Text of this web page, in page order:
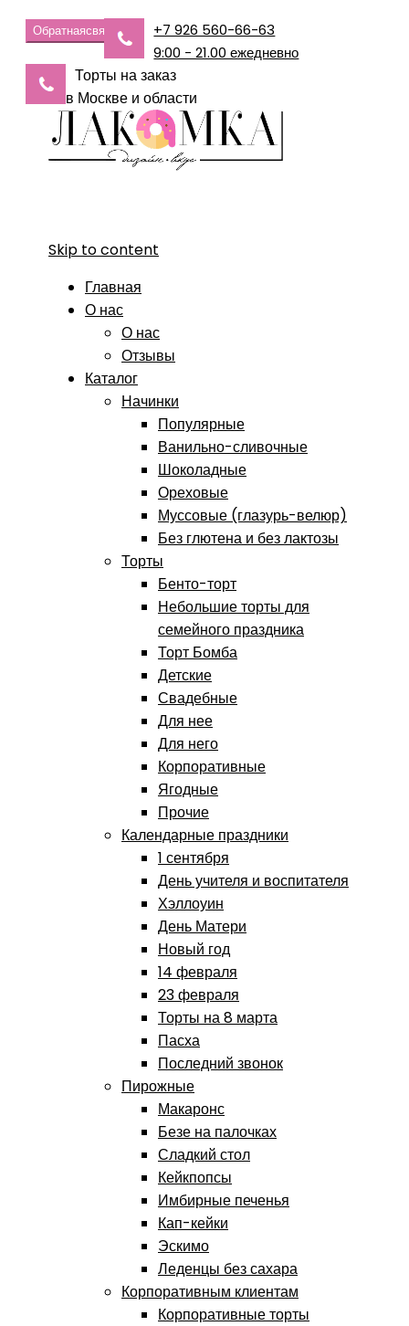
Обратнаясвязь
+7 926 560-66-63
9:00 - 21.00 ежедневно
Торты на заказ
в Москве и области
Skip to content
Главная
О нас
О нас
Отзывы
Каталог
Начинки
Популярные
Ванильно-сливочные
Шоколадные
Ореховые
Муссовые (глазурь-велюр)
Без глютена и без лактозы
Торты
Бенто-торт
Небольшие торты для
семейного праздника
Торт Бомба
Детские
Свадебные
Для нее
Для него
Корпоративные
Ягодные
Прочие
Календарные праздники
1 сентября
День учителя и воспитателя
Хэллоуин
День Матери
Новый год
14 февраля
23 февраля
Торты на 8 марта
Пасха
Последний звонок
Пирожные
Макаронс
Безе на палочках
Сладкий стол
Кейкпопсы
Имбирные печенья
Кап-кейки
Эскимо
Леденцы без сахара
Корпоративным клиентам
Корпоративные торты